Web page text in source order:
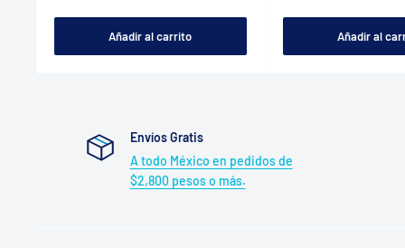
Añadir al carrito Añadir al
Envíos Gratis
A todo México en pedidos de
$2,800 pesos o más.